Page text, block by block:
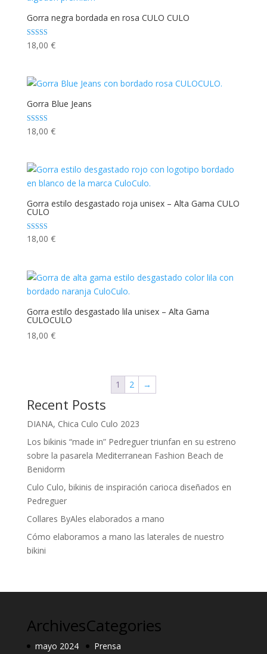
Gorra negra bordada en rosa CULO CULO
Valorado con
5.00
18,00 €
Gorra Blue Jeans
Valorado con
5.00
18,00 €
Gorra estilo desgastado roja unisex – Alta Gama CULO
CULO
Valorado con
5.00
18,00 €
Gorra estilo desgastado lila unisex – Alta Gama
CULOCULO
18,00 €
1 2 →
Recent Posts
DIANA, Chica Culo Culo 2023
Los bikinis “made in” Pedreguer triunfan en su estreno
sobre la pasarela Mediterranean Fashion Beach de
Benidorm
Culo Culo, bikinis de inspiración carioca diseñados en
Pedreguer
Collares ByAles elaborados a mano
Cómo elaboramos a mano las laterales de nuestro
bikini
Archives
mayo 2024
Categories
Prensa